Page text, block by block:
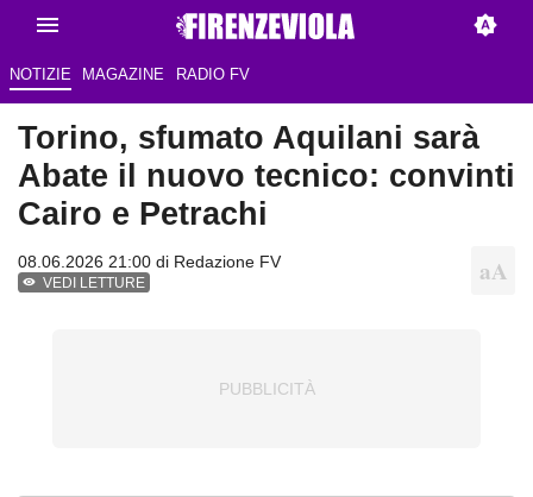
NOTIZIE MAGAZINE RADIO FV
Torino, sfumato Aquilani sarà
Abate il nuovo tecnico: convinti
Cairo e Petrachi
08.06.2026 21:00 di Redazione FV
VEDI LETTURE